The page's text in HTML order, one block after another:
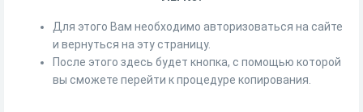
Для этого Вам необходимо авторизоваться на сайте
и вернуться на эту страницу.
После этого здесь будет кнопка, с помощью которой
вы сможете перейти к процедуре копирования.